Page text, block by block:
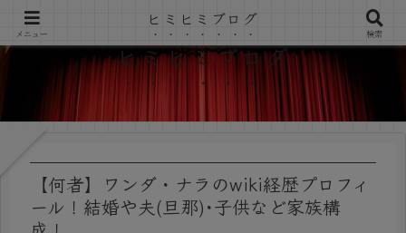
ヒミヒミブログ
【何者】ワンダ・ナラのwiki経歴プロフィ
ール！結婚や夫(旦那)･子供など家族構
メニュー
ヒミヒミブログ
検索